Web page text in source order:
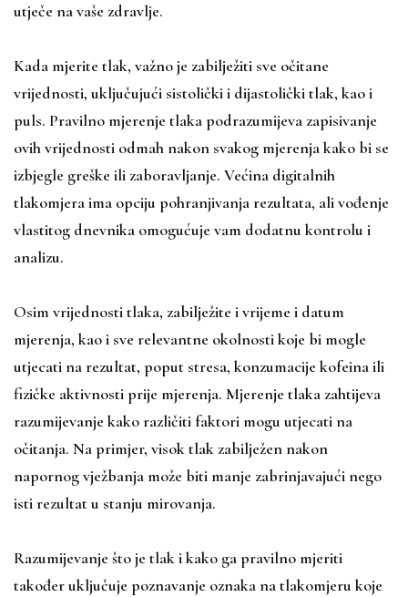
utječe na vaše zdravlje.
Kada mjerite tlak, važno je zabilježiti sve očitane
vrijednosti, uključujući sistolički i dijastolički tlak, kao i
puls. Pravilno mjerenje tlaka podrazumijeva zapisivanje
ovih vrijednosti odmah nakon svakog mjerenja kako bi se
izbjegle greške ili zaboravljanje. Većina digitalnih
tlakomjera ima opciju pohranjivanja rezultata, ali vođenje
vlastitog dnevnika omogućuje vam dodatnu kontrolu i
analizu.
Osim vrijednosti tlaka, zabilježite i vrijeme i datum
mjerenja, kao i sve relevantne okolnosti koje bi mogle
utjecati na rezultat, poput stresa, konzumacije kofeina ili
fizičke aktivnosti prije mjerenja. Mjerenje tlaka zahtijeva
razumijevanje kako različiti faktori mogu utjecati na
očitanja. Na primjer, visok tlak zabilježen nakon
napornog vježbanja može biti manje zabrinjavajući nego
isti rezultat u stanju mirovanja.
Razumijevanje što je tlak i kako ga pravilno mjeriti
također uključuje poznavanje oznaka na tlakomjeru koje